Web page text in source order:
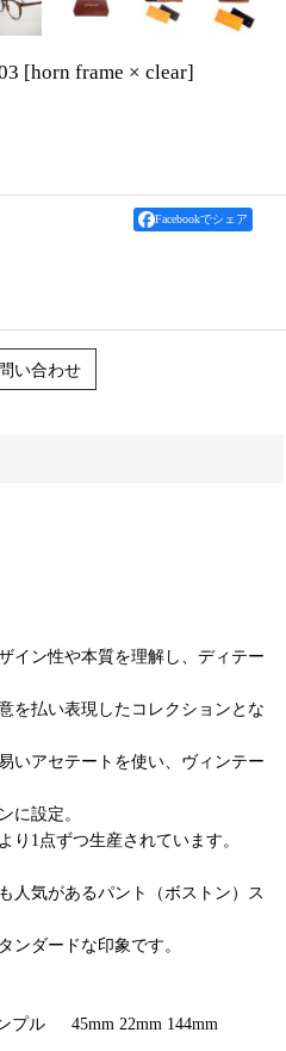
[horn frame × clear]
Facebookでシェア
い合わせ
イン性や本質を理解し、ディテー
を払い表現したコレクションとな
いアセテートを使い、ヴィンテー
に設定。
り1点ずつ生産されています。
人気があるパント（ボストン）ス
ンダードな印象です。
プル 45mm 22mm 144mm